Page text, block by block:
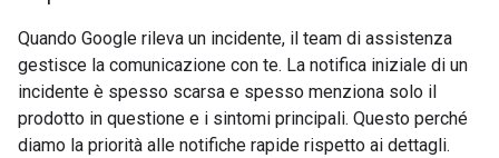
Quando Google rileva un incidente, il team di assistenza
gestisce la comunicazione con te. La notifica iniziale di un
incidente è spesso scarsa e spesso menziona solo il
prodotto in questione e i sintomi principali. Questo perché
diamo la priorità alle notifiche rapide rispetto ai dettagli.